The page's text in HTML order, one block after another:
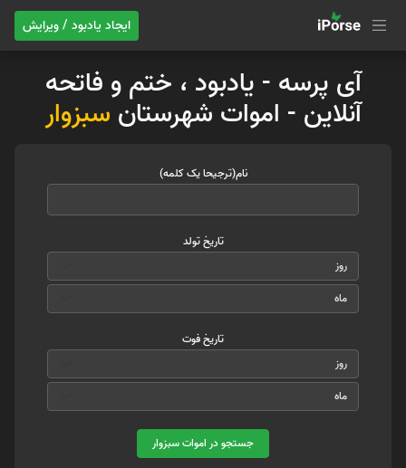
ایجاد یادبود / ویرایش
آی پرسه - یادبود ، ختم و فاتحه
آنلاین - اموات شهرستان سبزوار
نام(ترجیحا یک کلمه)
تاریخ تولد
تاریخ فوت
جستجو در اموات سبزوار